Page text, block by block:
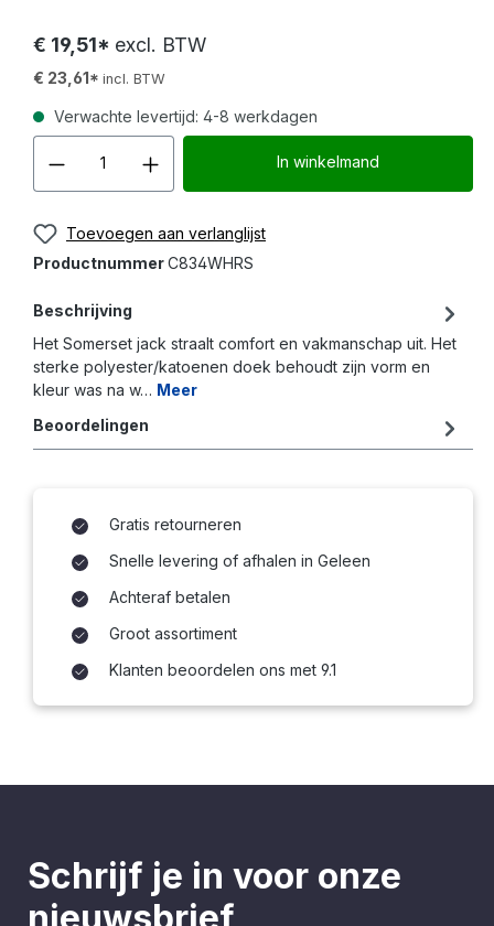
€ 19,51* excl. BTW
€ 23,61* incl. BTW
Verwachte levertijd: 4-8 werkdagen
Producthoeveelheid:
In winkelmand
Toevoegen aan verlanglijst
ProductnummerC834WHRS
Beschrijving
Het Somerset jack straalt comfort en vakmanschap uit. Het
sterke polyester/katoenen doek behoudt zijn vorm en
kleur was na w… Meer
Beoordelingen
Gratis retourneren
Snelle levering of afhalen in Geleen
Achteraf betalen
Groot assortiment
Klanten beoordelen ons met 9.1
Schrijf je in voor onze